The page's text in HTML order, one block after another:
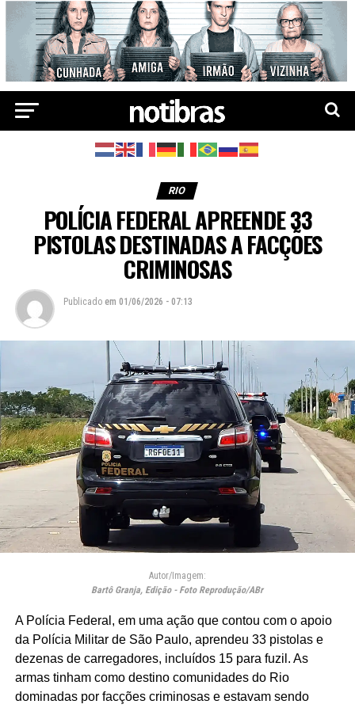
RIO
POLÍCIA FEDERAL APREENDE 33
PISTOLAS DESTINADAS A FACÇÕES
CRIMINOSAS
Publicado em 01/06/2026 - 07:13
Autor/Imagem:
Bartô Granja, Edição - Foto Reprodução/ABr
A Polícia Federal, em uma ação que contou com o apoio
da Polícia Militar de São Paulo, aprendeu 33 pistolas e
dezenas de carregadores, incluídos 15 para fuzil. As
armas tinham como destino comunidades do Rio
dominadas por facções criminosas e estavam sendo